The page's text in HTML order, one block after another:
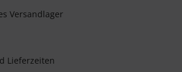
Versandlager
Lieferzeiten